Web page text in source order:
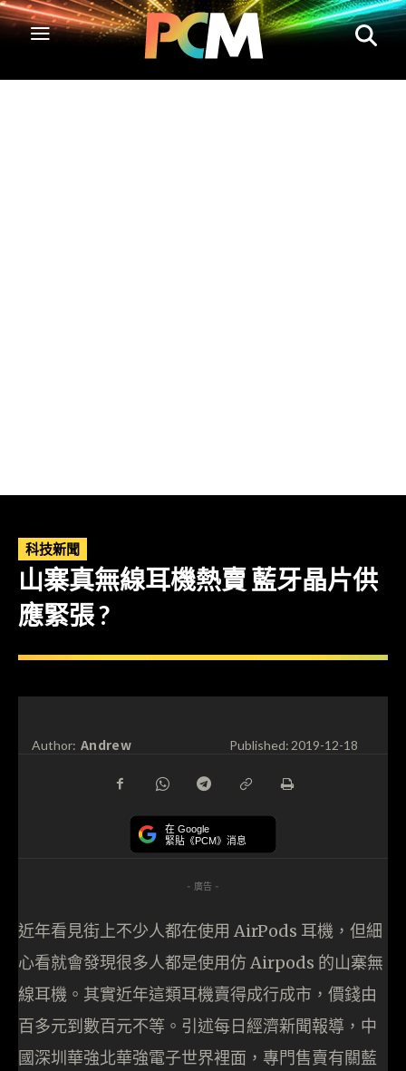
科技新聞
山寨真無線耳機熱賣 藍牙晶片供
應緊張 ?
Author: Andrew Published:2019-12-18
在 Google
緊貼《PCM》消息
- 廣告 -
近年看見街上不少人都在使用 AirPods 耳機，但細
心看就會發現很多人都是使用仿 Airpods 的山寨無
線耳機。其實近年這類耳機賣得成行成市，價錢由
百多元到數百元不等。引述每日經濟新聞報導，中
國深圳華強北華強電子世界裡面，專門售賣有關藍